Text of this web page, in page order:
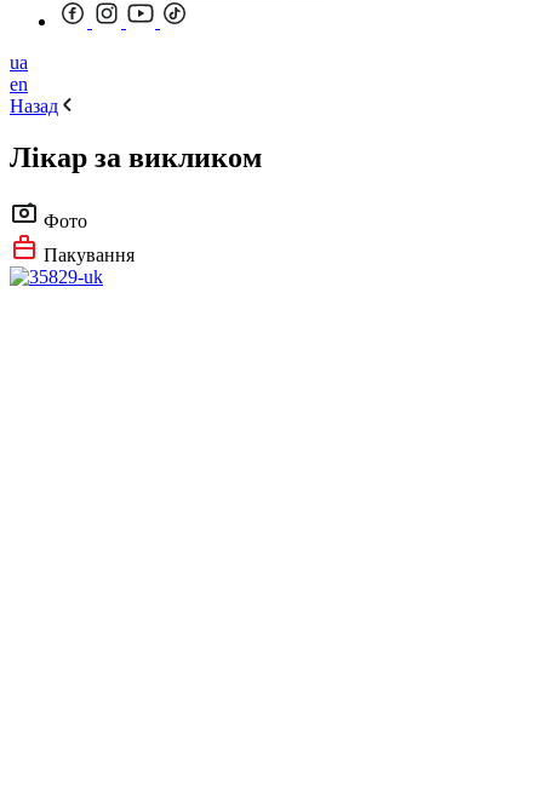
ua
en
Назад
Лікар за викликом
Фото
Пакування